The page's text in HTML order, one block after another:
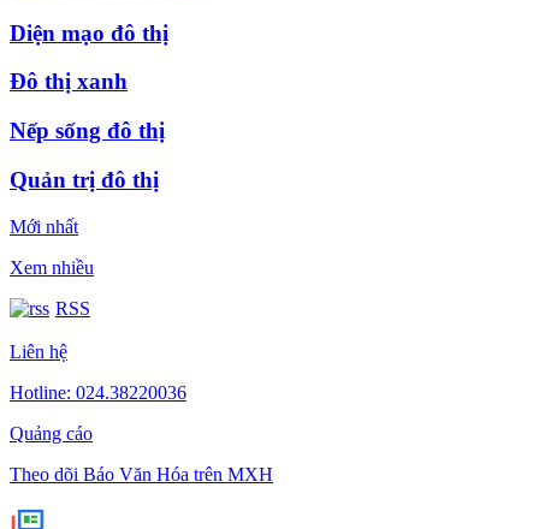
Diện mạo đô thị
Đô thị xanh
Nếp sống đô thị
Quản trị đô thị
Mới nhất
Xem nhiều
RSS
Liên hệ
Hotline: 024.38220036
Quảng cáo
Theo dõi Báo Văn Hóa trên MXH